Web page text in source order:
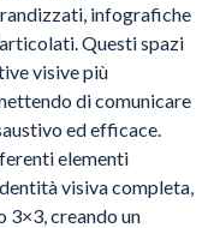
infografiche
Questi spazi
visive più
di comunicare
ed efficace.
elementi
visiva completa,
3×3, creando un